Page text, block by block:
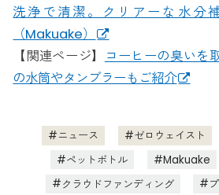
洗浄で清潔。クリアーな水分
（Makuake）
【関連ページ】
コーヒーの臭いを
の水筒やタンブラーもご紹介
ニュース ゼロウェイスト
ペットボトル
Makuake
クラウドファンディング